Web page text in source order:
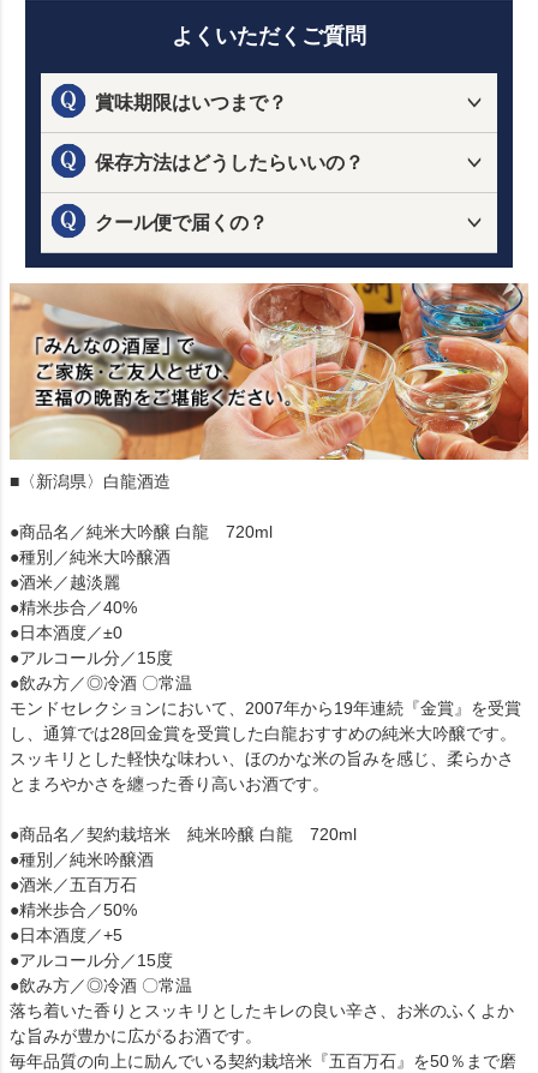
よくいただくご質問
賞味期限はいつまで？
保存方法はどうしたらいいの？
クール便で届くの？
■〈新潟県〉白龍酒造
●商品名／純米大吟醸 白龍 720ml
●種別／純米大吟醸酒
●酒米／越淡麗
●精米歩合／40%
●日本酒度／±0
●アルコール分／15度
●飲み方／◎冷酒 〇常温
モンドセレクションにおいて、2007年から19年連続『金賞』を受賞
し、通算では28回金賞を受賞した白龍おすすめの純米大吟醸です。
スッキリとした軽快な味わい、ほのかな米の旨みを感じ、柔らかさ
とまろやかさを纏った香り高いお酒です。
●商品名／契約栽培米 純米吟醸 白龍 720ml
●種別／純米吟醸酒
●酒米／五百万石
●精米歩合／50%
●日本酒度／+5
●アルコール分／15度
●飲み方／◎冷酒 〇常温
落ち着いた香りとスッキリとしたキレの良い辛さ、お米のふくよか
な旨みが豊かに広がるお酒です。
毎年品質の向上に励んでいる契約栽培米『五百万石』を50％まで磨